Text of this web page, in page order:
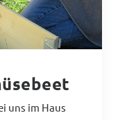
uns im Haus